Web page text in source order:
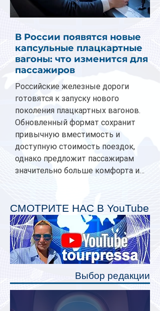
В России появятся новые
капсульные плацкартные
вагоны: что изменится для
пассажиров
Российские железные дороги
готовятся к запуску нового
поколения плацкартных вагонов.
Обновленный формат сохранит
привычную вместимость и
доступную стоимость поездок,
однако предложит пассажирам
значительно больше комфорта и
планируется начать в 2027 году.
Одним из главных нововведений
станут индивидуальные шторки у
каждого спального места. Они
позволят пассажирам закрыть свою
полку во время сна или отдыха,
СМОТРИТЕ НАС В YouTube
Выбор редакции